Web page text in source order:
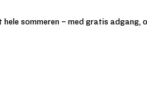
sommeren – med gratis